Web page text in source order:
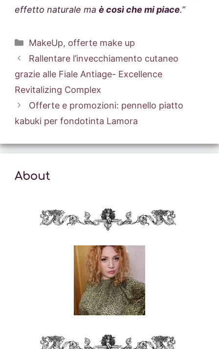
effetto naturale ma è così che mi piace.”
Categorie
MakeUp, offerte make up
Rallentare l’invecchiamento cutaneo
grazie alle Fiale Antiage- Excellence
Revitalizing Complex
Offerte e promozioni: pennello piatto
kabuki per fondotinta Lamora
About